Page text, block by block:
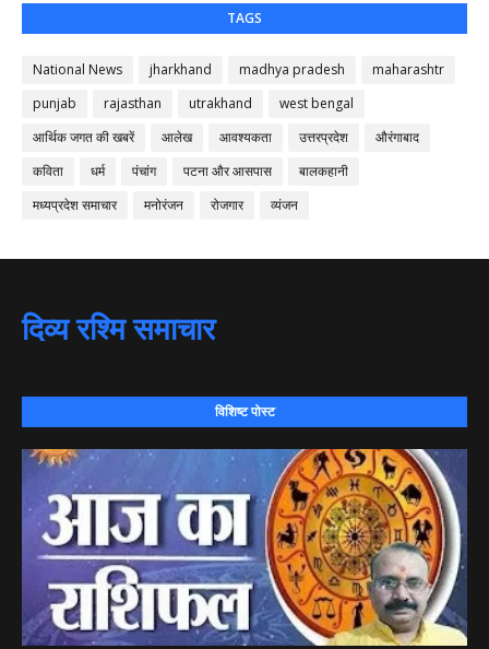
TAGS
National News jharkhand madhya pradesh
maharashtr
punjab
rajasthan utrakhand
west bengal
आर्थिक जगत की खबरें
आलेख आवश्यकता उत्तरप्रदेश
औरंगाबाद
कविता
धर्म पंचांग पटना और आसपास
बालकहानी
मध्यप्रदेश समाचार
मनोरंजन रोजगार व्यंजन
दिव्य रश्मि समाचार
विशिष्ट पोस्ट